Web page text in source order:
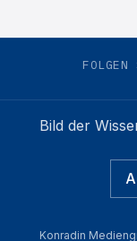
Bild der
Konradin